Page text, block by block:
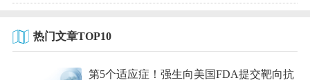
热门文章TOP10
第5个适应症！强生向美国FDA提交靶向抗